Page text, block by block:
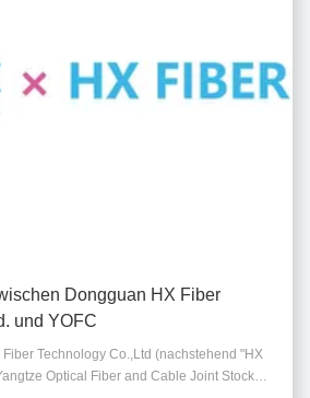
Dongguan HX Fiber
und YOFC
Technology Co.,Ltd (nachstehend "HX
Optical Fiber and Cable Joint Stock